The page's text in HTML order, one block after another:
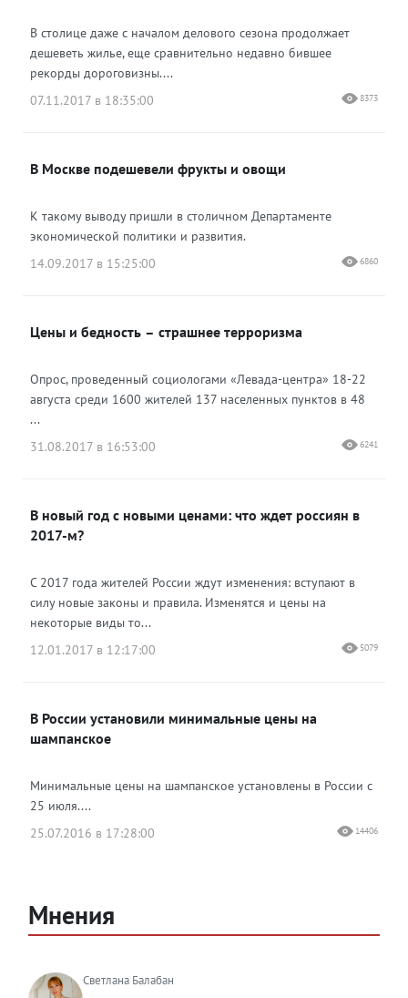
В столице даже с началом делового сезона продолжает
дешеветь жилье, еще сравнительно недавно бившее
рекорды дороговизны....
07.11.2017 в 18:35:00
8373
В Москве подешевели фрукты и овощи
К такому выводу пришли в столичном Департаменте
экономической политики и развития.
14.09.2017 в 15:25:00
6860
Цены и бедность – страшнее терроризма
Опрос, проведенный социологами «Левада-центра» 18-22
августа среди 1600 жителей 137 населенных пунктов в 48
...
31.08.2017 в 16:53:00
6241
В новый год с новыми ценами: что ждет россиян в
2017-м?
С 2017 года жителей России ждут изменения: вступают в
силу новые законы и правила. Изменятся и цены на
некоторые виды то...
12.01.2017 в 12:17:00
5079
В России установили минимальные цены на
шампанское
Минимальные цены на шампанское установлены в России с
25 июля....
25.07.2016 в 17:28:00
14406
Мнения
Светлана Балабан